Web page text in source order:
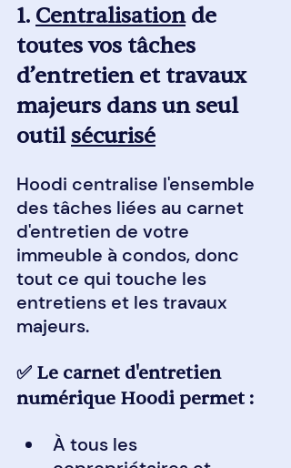
1. Centralisation de
toutes vos tâches
d’entretien et travaux
majeurs dans un seul
outil sécurisé
Hoodi centralise l'ensemble
des tâches liées au carnet
d'entretien de votre
immeuble à condos, donc
tout ce qui touche les
entretiens et les travaux
majeurs.
✅ Le carnet d'entretien
numérique Hoodi permet :
À tous les